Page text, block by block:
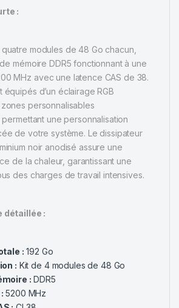
:
modules de 48 Go chacun,
mémoire DDR5 fonctionnant à une
MHz avec une latence CAS de 38.
équipés d’un éclairage RGB
personnalisables
une personnalisation
de votre système. Le dissipateur
noir anodisé assure une
de la chaleur, garantissant une
des charges de travail intensives.
détaillée :
: 192 Go
: Kit de 4 modules de 48 Go
: DDR5
5200 MHz